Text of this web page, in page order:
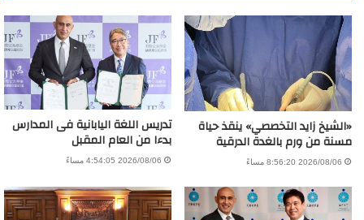
«الشيخ زايد التخصصي» ينقذ حياة
مسنة من ورم بالغدة الدرقية
2026/08/06 8:56:20 مساءً
تدريس اللغة اليابانية فى المدارس
بدءا من العام المقبل
2026/08/06 4:54:05 مساءً